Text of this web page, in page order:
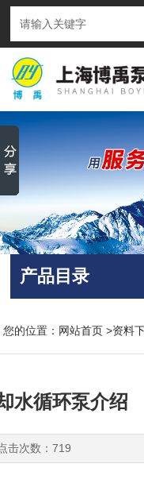
产品目录
您的位置： 网站首页>资料
水循环泵介绍
击次数：719